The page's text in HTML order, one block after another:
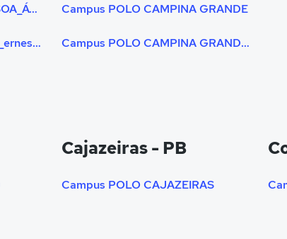
Campus POLO JOÃO PESSOA_ÁGUA FRIA (SEDE UNIPÊ)
Campus Polo João Pessoa_ernesto Geisel (unipê)
Campus POLO CAMPINA GRANDE
Campus POLO CAMPINA GRANDE (UNIPÊ)
Cajazeiras - PB
Campus POLO CAJAZEIRAS